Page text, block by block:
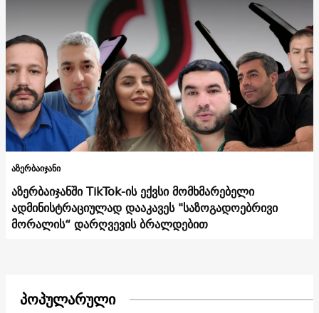
აზერბაიჯანი
აზერბაიჯანში TikTok-ის ექვსი მომხმარებელი
ადმინისტრაციულად დააკავეს "საზოგადოებრივი
მორალის“ დარღვევის ბრალდებით
პოპულარული